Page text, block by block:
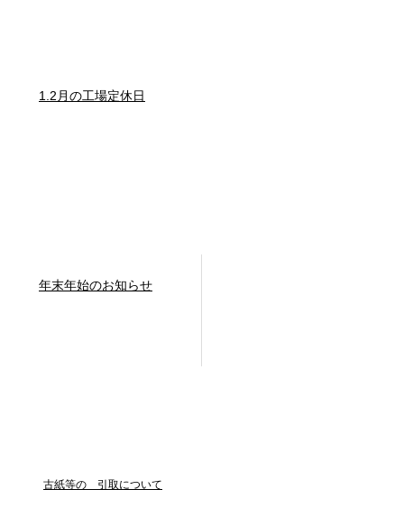
1.2月の工場定休日
年末年始のお知らせ
古紙等の 引取について